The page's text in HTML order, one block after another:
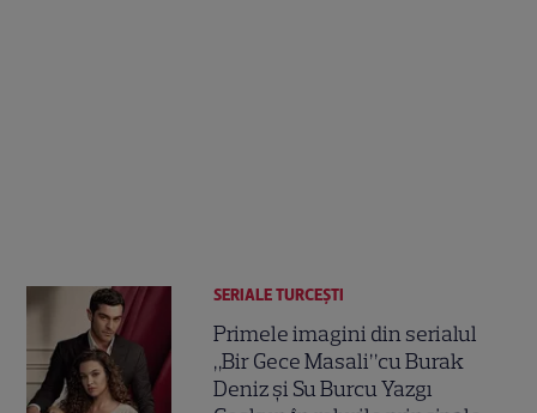
SERIALE TURCEŞTI
Primele imagini din serialul
„Bir Gece Masali”cu Burak
Deniz și Su Burcu Yazgı